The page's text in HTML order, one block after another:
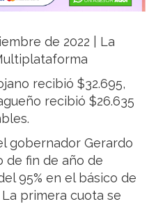
de 2022 | La
recibió $32.695,
recibió $26.635
gobernador Gerardo
de fin de año de
95% en el básico de
primera cuota se